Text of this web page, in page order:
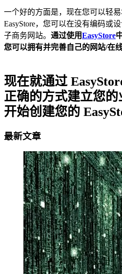
一个好的方面是，现在您可以轻
EasyStore，您可以在没有编码或
子商务网站。 通过使用EasyStore
您可以拥有并完善自己的网站/在线
现在就通过
正确的方式建立您的
开始创建您的
最新文章